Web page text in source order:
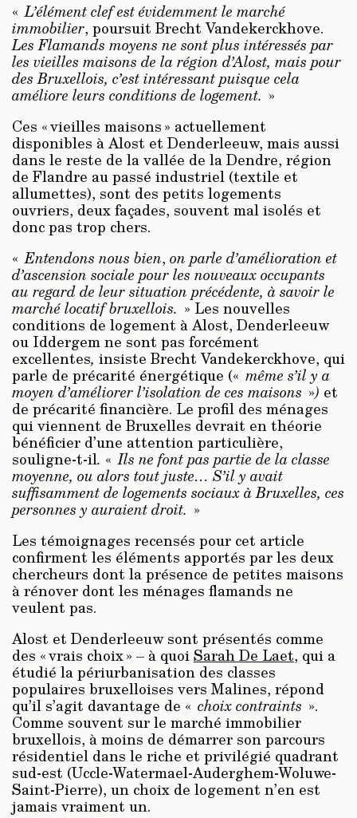
«L’élément clef est évidemment le marché
immobilier, poursuit Brecht Vandekerckhove.
Les Flamands moyens ne sont plus intéressés par
les vieilles maisons de la région d’Alost, mais pour
des Bruxellois, c’est intéressant puisque cela
améliore leurs conditions de logement. »
Ces « vieilles maisons » actuellement
disponibles à Alost et Denderleeuw, mais aussi
dans le reste de la vallée de la Dendre, région
de Flandre au passé industriel (textile et
allumettes), sont des petits logements
ouvriers, deux façades, souvent mal isolés et
donc pas trop chers.
«Entendons nous bien, on parle d’amélioration et
d’ascension sociale pour les nouveaux occupants
au regard de leur situation précédente, à savoir le
marché locatif bruxellois. » Les nouvelles
conditions de logement à Alost, Denderleeuw
ou Iddergem ne sont pas forcément
excellentes, insiste Brecht Vandekerckhove, qui
parle de précarité énergétique (« même s’il y a
moyen d’améliorer l’isolation de ces maisons ») et
de précarité financière. Le profil des ménages
qui viennent de Bruxelles devrait en théorie
bénéficier d’une attention particulière,
souligne-t-il. «Ils ne font pas partie de la classe
moyenne, ou alors tout juste… S’il y avait
suffisamment de logements sociaux à Bruxelles, ces
personnes y auraient droit. »
Les témoignages recensés pour cet article
confirment les éléments apportés par les deux
chercheurs dont la présence de petites maisons
à rénover dont les ménages flamands ne
veulent pas.
Alost et Denderleeuw sont présentés comme
des « vrais choix » – à quoiSarah De Laet, qui a
étudié la périurbanisation des classes
populaires bruxelloises vers Malines, répond
qu’il s’agit davantage de « choix contraints ».
Comme souvent sur le marché immobilier
bruxellois, à moins de démarrer son parcours
résidentiel dans le riche et privilégié quadrant
sud-est (Uccle-Watermael-Auderghem-Woluwe-
Saint-Pierre), un choix de logement n’en est
jamais vraiment un.